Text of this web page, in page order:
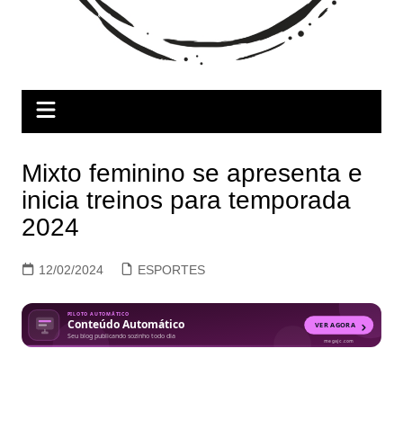
Mixto feminino se apresenta e
inicia treinos para temporada
2024
12/02/2024 ESPORTES